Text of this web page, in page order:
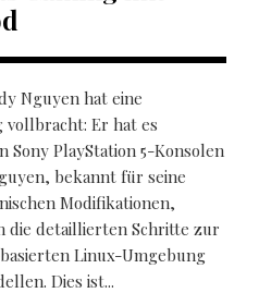
Nguyen hat eine
Er hat es
Sony PlayStation 5-Konsolen
bekannt für seine
Modifikationen,
die detaillierten Schritte zur
Linux-Umgebung
Dies ist...